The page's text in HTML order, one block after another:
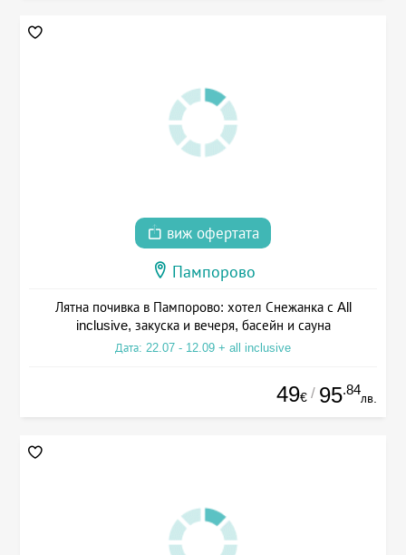
виж офертата
Пампорово
Лятна почивка в Пампорово: хотел Снежанка с All
inclusive, закуска и вечеря, басейн и сауна
Дата: 22.07 - 12.09 + all inclusive
49€ / 95.84
лв.